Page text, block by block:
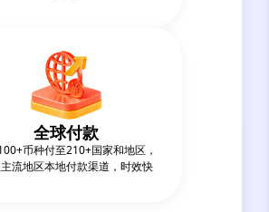
全球付款
币种付至210+国家和地区，
流地区本地付款渠道，时效快